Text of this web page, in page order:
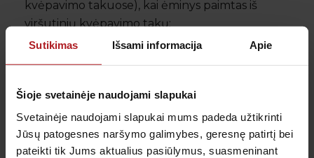
Sutikimas Išsami informacija Apie
Šioje svetainėje naudojami slapukai
Svetainėje naudojami slapukai mums padeda užtikrinti
Jūsų patogesnes naršymo galimybes, geresnę patirtį bei
pateikti tik Jums aktualius pasiūlymus, suasmeninant
kvėpavimo takuose), kai ėminys paimtas iš
viršutinių kvėpavimo takų;
techninių aplinkybių, kai yra viruso mutacija ar dėl
kokių nors priežasčių slopinama PGR reakcija.
Pacientui sveikstant virusas išnyksta. Asmuo yra
pasveikęs, kai nėra simptomų ir gaunami du neigiami
PGR tyrimo rezultatai atlikus juos savaitės skirtumu.